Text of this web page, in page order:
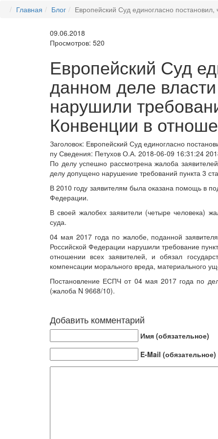
Главная Блог Европейский Суд единогласно
09.06.2018
Просмотров: 520
Европейский Суд
данном деле
нарушили
Конвенции в
Заголовок: Европейский Суд единогласно
пу Сведения: Петухов О.А. 2018-06-09 16:31:24
По делу успешно рассмотрена жалоба
делу допущено нарушение требований пункта 3
В 2010 году заявителям была оказана помощь в
Федерации.
В своей жалобех заявители (четыре человека)
суда.
04 мая 2017 года по жалобе, поданной
Российской Федерации нарушили требование
отношении всех заявителей, и обязал
компенсации морального вреда, материального
Постановление ЕСПЧ от 04 мая 2017 года по
(жалоба N 9668/10).
Добавить комментарий
Имя (обязательное)
E-Mail (обязательное)